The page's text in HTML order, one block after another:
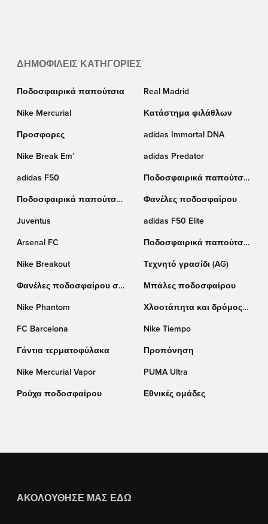
ΔΗΜΟΦΙΛΕΊΣ ΚΑΤΗΓΟΡΊΕΣ
Ποδοσφαιρικά παπούτσια Real Madrid
Nike Mercurial Κατάστημα φιλάθλων
Προσφορες adidas Immortal DNA
Nike Break Em’ adidas Predator
adidas F50
Ποδοσφαιρικά παπούτσια
Ποδοσφαιρικά παπούτσια
Φανέλες ποδοσφαίρου
Juventus adidas F50 Elite
Arsenal FC
Ποδοσφαιρικά παπούτσια
Nike Breakout
Τεχνητό γρασίδι (AG)
Φανέλες ποδοσφαίρου σε
Μπάλες ποδοσφαίρου
Nike Phantom
Χλοοτάπητα και δρόμος
FC Barcelona
Nike Tiempo
Γάντια τερματοφύλακα Προπόνηση
Nike Mercurial Vapor PUMA Ultra
Ρούχα ποδοσφαίρου Εθνικές ομάδες
ΑΚΟΛΟΎΘΗΣΈ ΜΑΣ ΕΔΏ